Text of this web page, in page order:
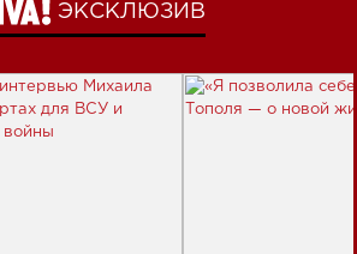
ЭКСКЛЮЗИВ